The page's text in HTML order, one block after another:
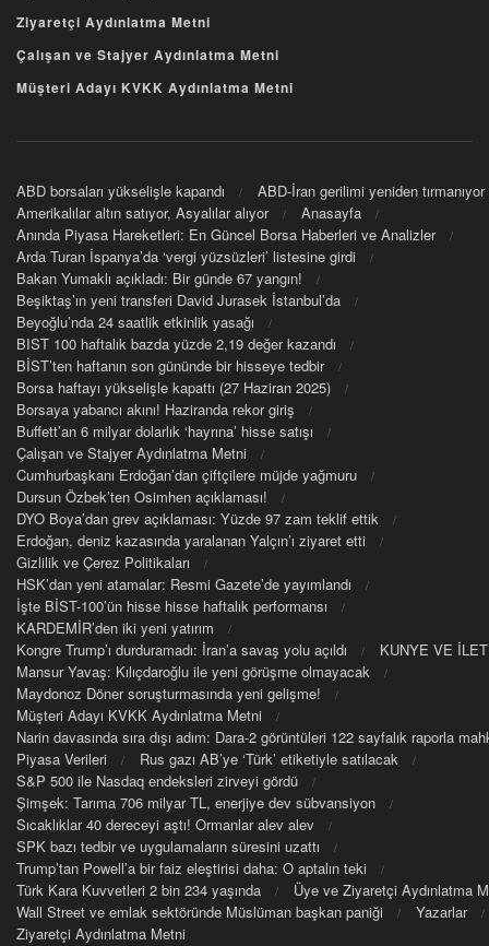
Ziyaretçi Aydınlatma Metni
Çalışan ve Stajyer Aydınlatma Metni
Müşteri Adayı KVKK Aydınlatma Metni
ABD borsaları yükselişle kapandı
ABD-İran gerilimi yeniden tırmanıyor
Amerikalılar altın satıyor, Asyalılar alıyor
Anasayfa
Anında Piyasa Hareketleri: En Güncel Borsa Haberleri ve Analizler
Arda Turan İspanya’da ‘vergi yüzsüzleri’ listesine girdi
Bakan Yumaklı açıkladı: Bir günde 67 yangın!
Beşiktaş’ın yeni transferi David Jurasek İstanbul’da
Beyoğlu’nda 24 saatlik etkinlik yasağı
BIST 100 haftalık bazda yüzde 2,19 değer kazandı
BİST’ten haftanın son gününde bir hisseye tedbir
Borsa haftayı yükselişle kapattı (27 Haziran 2025)
Borsaya yabancı akını! Haziranda rekor giriş
Buffett’an 6 milyar dolarlık ‘hayrına’ hisse satışı
Çalışan ve Stajyer Aydınlatma Metni
Cumhurbaşkanı Erdoğan’dan çiftçilere müjde yağmuru
Dursun Özbek’ten Osimhen açıklaması!
DYO Boya’dan grev açıklaması: Yüzde 97 zam teklif ettik
Erdoğan, deniz kazasında yaralanan Yalçın’ı ziyaret etti
Gizlilik ve Çerez Politikaları
HSK’dan yeni atamalar: Resmi Gazete’de yayımlandı
İşte BİST-100’ün hisse hisse haftalık performansı
KARDEMİR’den iki yeni yatırım
Kongre Trump’ı durduramadı: İran’a savaş yolu açıldı
KUNYE VE
Mansur Yavaş: Kılıçdaroğlu ile yeni görüşme olmayacak
Maydonoz Döner soruşturmasında yeni gelişme!
Müşteri Adayı KVKK Aydınlatma Metni
Narin davasında sıra dışı adım: Dara-2 görüntüleri 122 sayfalık raporla
Piyasa Verileri
Rus gazı AB’ye ‘Türk’ etiketiyle satılacak
S&P 500 ile Nasdaq endeksleri zirveyi gördü
Şimşek: Tarıma 706 milyar TL, enerjiye dev sübvansiyon
Sıcaklıklar 40 dereceyi aştı! Ormanlar alev alev
SPK bazı tedbir ve uygulamaların süresini uzattı
Trump’tan Powell’a bir faiz eleştirisi daha: O aptalın teki
Türk Kara Kuvvetleri 2 bin 234 yaşında
Üye ve Ziyaretçi Aydınlatma
Wall Street ve emlak sektöründe Müslüman başkan paniği
Yazarlar
Ziyaretçi Aydınlatma Metni